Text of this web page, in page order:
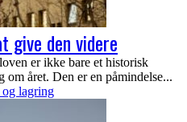
give den videre
er ikke bare et historisk
om året. Den er en påmindelse...
lagring